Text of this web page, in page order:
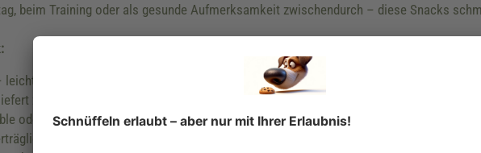
beim Training oder als gesunde Aufmerksamkeit zwischendurch – diese Snacks
verdaulich und proteinreich
zusätzliche Nährstoffe und Geschmack
oder allergische Hunde